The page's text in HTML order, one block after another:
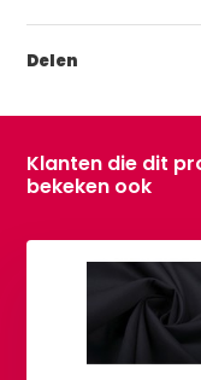
Delen
Klanten die dit
bekeken ook